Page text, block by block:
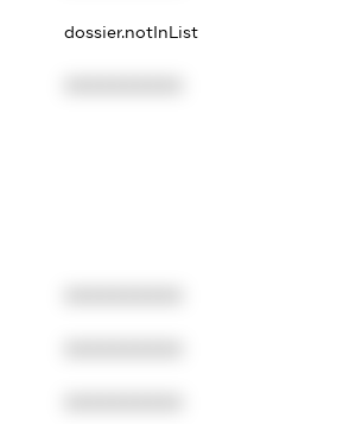
dossier.notInList